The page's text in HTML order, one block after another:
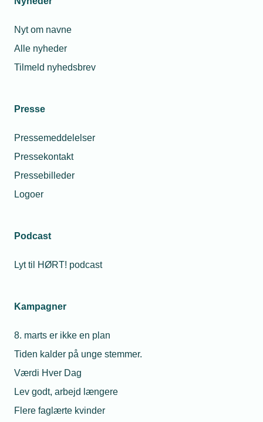
Nyt om navne
Alle nyheder
Tilmeld nyhedsbrev
Presse
Pressemeddelelser
Pressekontakt
Pressebilleder
Logoer
Podcast
Lyt til HØRT! podcast
Kampagner
8. marts er ikke en plan
Tiden kalder på unge stemmer.
Værdi Hver Dag
Lev godt, arbejd længere
Flere faglærte kvinder
Eksisterende virksomheder i erhvervsområder skal
deres nuværende lokation.
Udnyt nettet bedre med fleksibilitet
Fleksibilitet skal være et bærende princip i
afbrydelighedsaftaler og tidsrumsaftaler kan frigøre
Indfør tariffer, der afspejler belastningen
Tariffer bør i højere grad afspejle det faktiske
spidsperioder, bør betale mere, mens fleksible
forbrugere, der kan flytte eller reducere deres
Elektrificering skal ske med de mest energieffektive
som datacentre, PtX-anlæg og fjernvarmeprojekter
samlet bidrag til energisystemet.